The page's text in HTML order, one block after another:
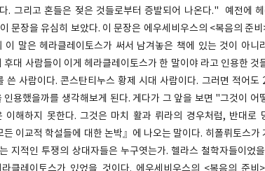
. 그리고 혼들은 젖은 것들로부터 증발되어 나온다." 예전에
문장을 유심히 보았다. 이 문장은 에우세비우스의 <복음의 준
말은 헤라클레이토스가 써서 남겨놓은 책에 있는 것이 아니
대 사람들이 이게 헤라클레이토스가 한 말이야 라고 인용한 것
쓴 사람이다. 콘스탄티누스 황제 시대 사람이다. 그러면 적어도
용했을까를 생각해보게 된다. 게다가 그 앞을 보면 "그것이 어
해하지 못한다. 그것은 마치 활과 뤼라의 경우처럼, 반대로
이교적 학설들에 대한 논박』에 나오는 말이다. 히폴뤼토스가
지적인 투쟁의 상대자들은 누구엿는가. 헬라스 철학자들이었